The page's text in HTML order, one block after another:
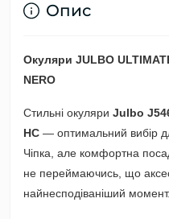
Опис
Окуляри JULBO
NERO
Стильні окуляри Julbo
HC — оптимальний вибір
Чіпка, але комфортна
не переймаючись, що
найнесподіваніший момент.